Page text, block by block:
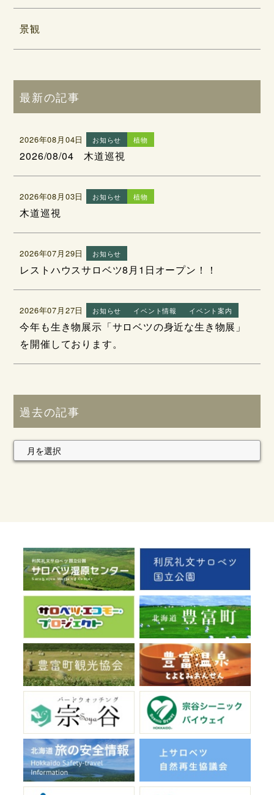
景観
最新の記事
2026年08月04日 お知らせ 植物
2026/08/04 木道巡視
2026年08月03日 お知らせ 植物
木道巡視
2026年07月29日 お知らせ
レストハウスサロベツ8月1日オープン！！
2026年07月27日 お知らせ イベント情報 イベント案内
今年も生き物展示「サロベツの身近な生き物展」
を開催しております。
過去の記事